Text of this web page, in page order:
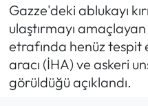
Gazze'deki ablukayı
ulaştırmayı
etrafında henüz tespit
aracı (İHA) ve askeri
görüldüğü açıklandı.
Spor
Asya-Pasifik
Yazarlar